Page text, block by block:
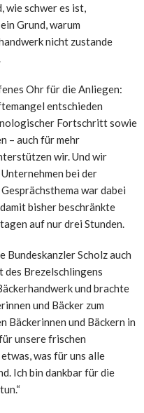
wie schwer es ist,
Grund, warum
nicht zustande
Ohr für die Anliegen:
entschieden
Fortschritt sowie
– auch für mehr
wir. Und wir
bei der
war dabei
bisher beschränkte
auf nur drei Stunden.
Bundeskanzler Scholz auch
Brezelschlingens
und brachte
und Bäcker zum
Bäckerinnen und Bäckern in
unsere frischen
was für uns alle
Ich bin dankbar für die